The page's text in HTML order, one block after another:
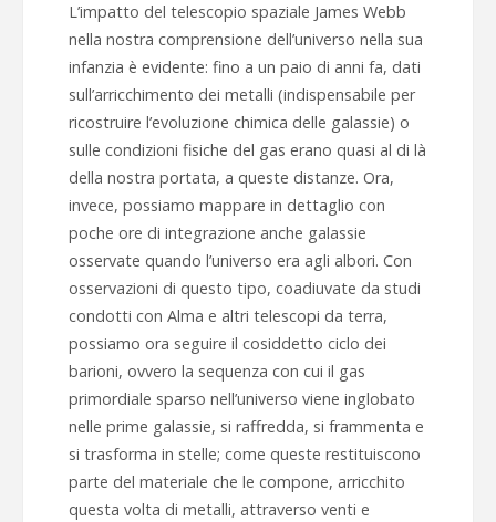
L’impatto del telescopio spaziale James Webb
nella nostra comprensione dell’universo nella sua
infanzia è evidente: fino a un paio di anni fa, dati
sull’arricchimento dei metalli (indispensabile per
ricostruire l’evoluzione chimica delle galassie) o
sulle condizioni fisiche del gas erano quasi al di là
della nostra portata, a queste distanze. Ora,
invece, possiamo mappare in dettaglio con
poche ore di integrazione anche galassie
osservate quando l’universo era agli albori. Con
osservazioni di questo tipo, coadiuvate da studi
condotti con Alma e altri telescopi da terra,
possiamo ora seguire il cosiddetto ciclo dei
barioni, ovvero la sequenza con cui il gas
primordiale sparso nell’universo viene inglobato
nelle prime galassie, si raffredda, si frammenta e
si trasforma in stelle; come queste restituiscono
parte del materiale che le compone, arricchito
questa volta di metalli, attraverso venti e